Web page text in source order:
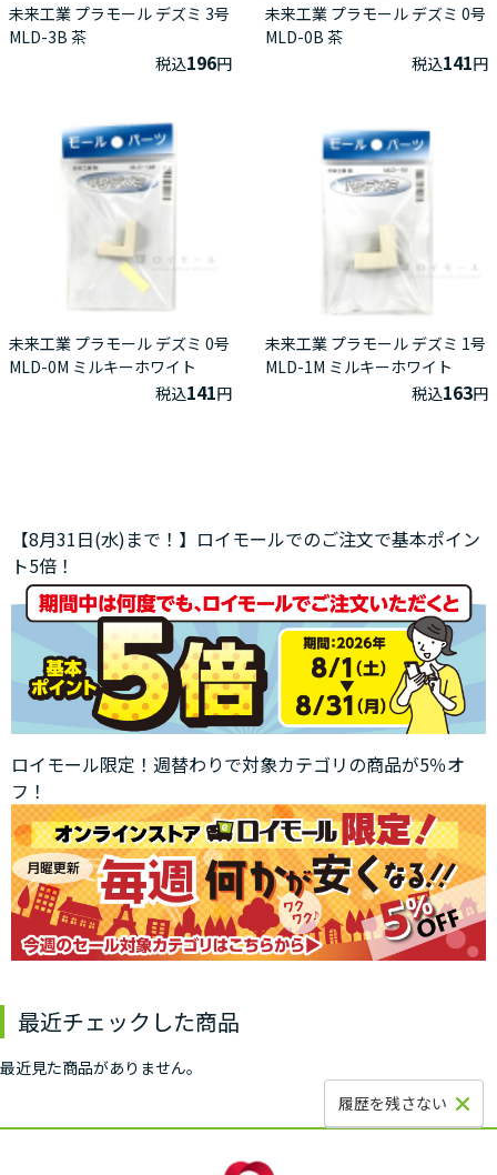
未来工業 プラモール デズミ 3号
MLD-3B 茶
税込196円
未来工業 プラモール デズミ 0号
MLD-0B 茶
税込141円
未来工業 プラモール デズミ 0号
MLD-0M ミルキーホワイト
税込141円
未来工業 プラモール デズミ 1号
MLD-1M ミルキーホワイト
税込163円
【8月31日(水)まで！】ロイモールでのご注文で基本ポイン
ト5倍！
ロイモール限定！週替わりで対象カテゴリの商品が5％オ
フ！
最近チェックした商品
最近見た商品がありません。
履歴を残さない